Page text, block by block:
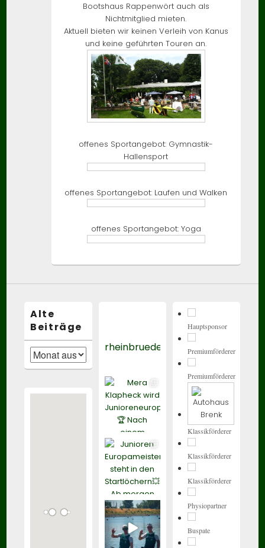
Bootshaus Rappenwört auch als
Nichtmitglied mieten.
Aktuell bieten wir keinen Verleih von Kanus
und keine geführten Touren an.
offenes Sportangebot: Gymnastik-
Hallensport
offenes Sportangebot: Laufen und Walken
offenes Sportangebot: Yoga
Alte
Beiträge
Alte
Beiträge
rheinbrueder_karlsruhe
Hauptsponsor
Premiumförderer
Premiumförderer
Klassikförderer
Klassikförderer
Klassikförderer
Physiopartner
Buspate